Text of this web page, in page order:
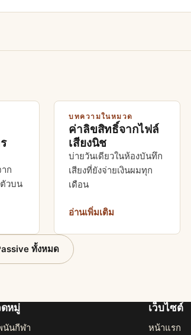
ก
วบน
บทความในหมวด
ค่าลิขสิทธิ์จากไฟล์
เสียงนิช
บ่ายวันเดียวในห้องบันทึก
เสียงที่ยังจ่ายเงินผมทุก
เดือน
อ่านเพิ่มเติม
ทั้งหมด
หมู่
นันกีฬา
เว็บไซต์
หน้าแรก